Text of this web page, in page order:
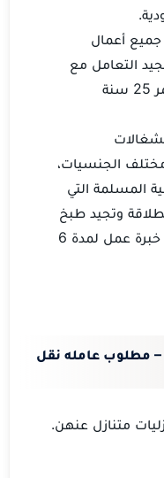
جميع أعمال
التعامل مع
كبار السن. تبلغ من العمر 25 سنة
مختلف الجنسيات،
المسلمة التي
وتجيد طبخ
الأكلات الخليجية، ولديها خبرة عمل لمدة 6
– مطلوب عامله نقل
متنازل عنهن.